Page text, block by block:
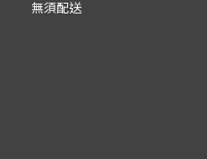
無須配送